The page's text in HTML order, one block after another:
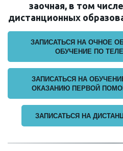
заочная, в том
дистанционных
ЗАПИСАТЬСЯ НА ОЧНОЕ
ОБУЧЕНИЕ ПО
ЗАПИСАТЬСЯ НА
ОКАЗАНИЮ ПЕРВОЙ
ЗАПИСАТЬСЯ НА